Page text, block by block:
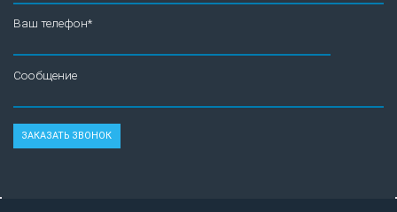
Ваш телефон*
Сообщение